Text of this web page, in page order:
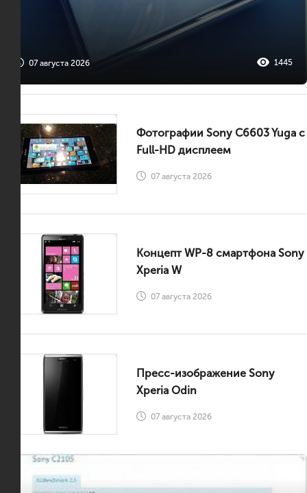
07 августа 2026 1445
Фотографии Sony C6603 Yuga с
Full-HD дисплеем
07 августа 2026
Концепт WP-8 смартфона Sony
Xperia W
07 августа 2026
Пресс-изображение Sony
Xperia Odin
07 августа 2026